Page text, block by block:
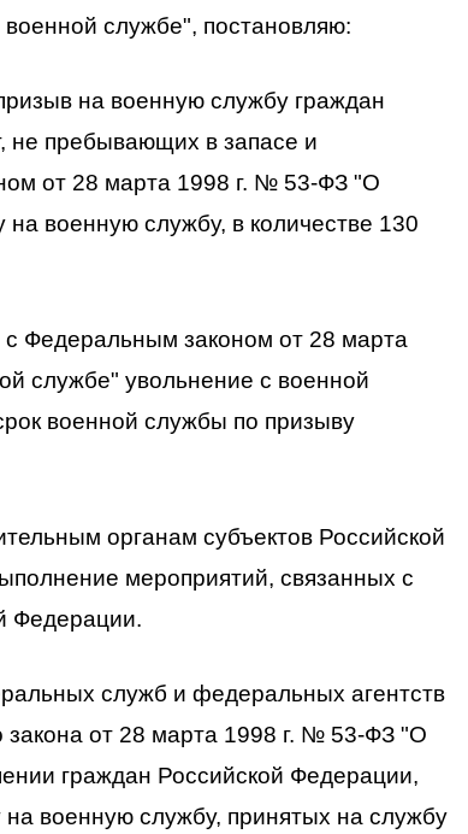
службе", постановляю:
на военную службу граждан
не пребывающих в запасе и
от 28 марта 1998 г. № 53-ФЗ "О
военную службу, в количестве 130
с Федеральным законом от 28 марта
службе" увольнение с военной
военной службы по призыву
органам субъектов Российской
мероприятий, связанных с
Федерации.
служб и федеральных агентств
от 28 марта 1998 г. № 53-ФЗ "О
граждан Российской Федерации,
военную службу, принятых на службу